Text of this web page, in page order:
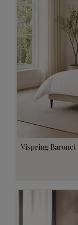
Vispring Baronet